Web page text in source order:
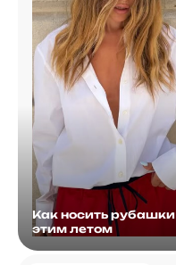
Как носить рубашки
этим летом